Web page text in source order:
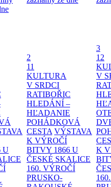
U
2
11
KULTURA
V SRDCI
RATIBOŘIC
HLEDÁNÍ –
HĽADANIE
POHÁDKOVÁ
CESTA VÝSTAVA
K VÝROČÍ
BITVY 1866 U
ČESKÉ SKALICE
160. VÝROČÍ
PRUSKO-
3
12
V
K